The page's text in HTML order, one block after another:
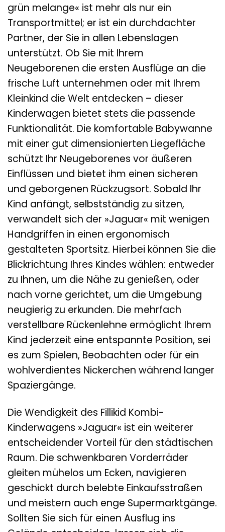
grün melange« ist mehr als nur ein
Transportmittel; er ist ein durchdachter
Partner, der Sie in allen Lebenslagen
unterstützt. Ob Sie mit Ihrem
Neugeborenen die ersten Ausflüge an die
frische Luft unternehmen oder mit Ihrem
Kleinkind die Welt entdecken – dieser
Kinderwagen bietet stets die passende
Funktionalität. Die komfortable Babywanne
mit einer gut dimensionierten Liegefläche
schützt Ihr Neugeborenes vor äußeren
Einflüssen und bietet ihm einen sicheren
und geborgenen Rückzugsort. Sobald Ihr
Kind anfängt, selbstständig zu sitzen,
verwandelt sich der »Jaguar« mit wenigen
Handgriffen in einen ergonomisch
gestalteten Sportsitz. Hierbei können Sie die
Blickrichtung Ihres Kindes wählen: entweder
zu Ihnen, um die Nähe zu genießen, oder
nach vorne gerichtet, um die Umgebung
neugierig zu erkunden. Die mehrfach
verstellbare Rückenlehne ermöglicht Ihrem
Kind jederzeit eine entspannte Position, sei
es zum Spielen, Beobachten oder für ein
wohlverdientes Nickerchen während langer
Spaziergänge.
Die Wendigkeit des Fillikid Kombi-
Kinderwagens »Jaguar« ist ein weiterer
entscheidender Vorteil für den städtischen
Raum. Die schwenkbaren Vorderräder
gleiten mühelos um Ecken, navigieren
geschickt durch belebte Einkaufsstraßen
und meistern auch enge Supermarktgänge.
Sollten Sie sich für einen Ausflug ins